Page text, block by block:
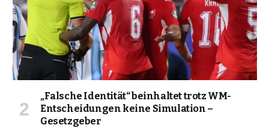
„Falsche Identität“ beinhaltet trotz WM-
Entscheidungen keine Simulation –
Gesetzgeber